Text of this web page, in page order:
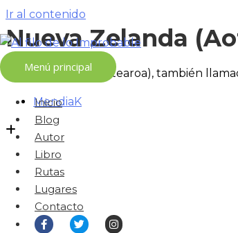
Ir al contenido
Menú principal
Inicio
Blog
Autor
Libro
Rutas
Lugares
Contacto
Nueva Zelanda
Nueva Zelanda (Aotearoa), también
MendiaK